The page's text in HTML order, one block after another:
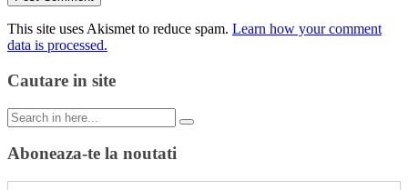
This site uses Akismet to reduce spam. Learn how your comment
data is processed.
Cautare in site
Search
for:
Aboneaza-te la noutati